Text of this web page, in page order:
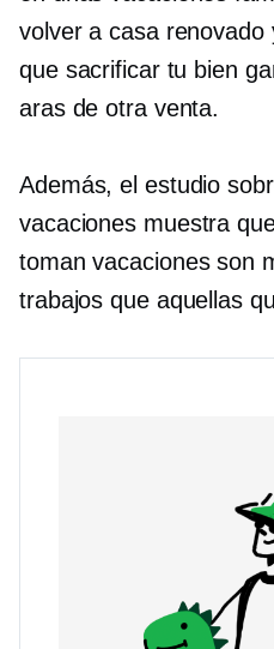
volver a casa
que sacrificar tu bien
aras de otra venta.
Además, el estudio
vacaciones muestra
toman vacaciones son
trabajos que aquellas